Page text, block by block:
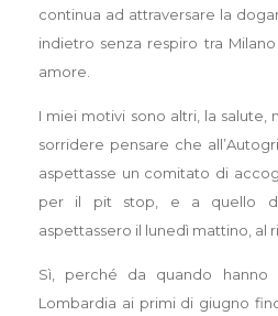
continua ad attraversare la
indietro senza respiro tra
amore.
I miei motivi sono altri, la salute,
sorridere pensare che
aspettasse un comitato di
per il pit stop, e a quello
aspettassero il lunedì mattino, al
Sì, perché da quando
Lombardia ai primi di giugno